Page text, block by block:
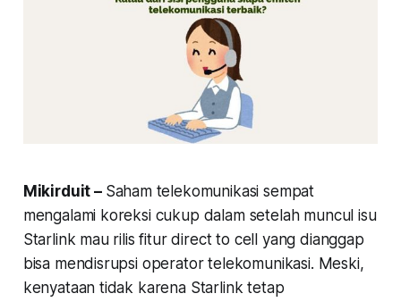
Mikirduit – Saham telekomunikasi sempat
mengalami koreksi cukup dalam setelah muncul isu
Starlink mau rilis fitur direct to cell yang dianggap
bisa mendisrupsi operator telekomunikasi. Meski,
kenyataan tidak karena Starlink tetap